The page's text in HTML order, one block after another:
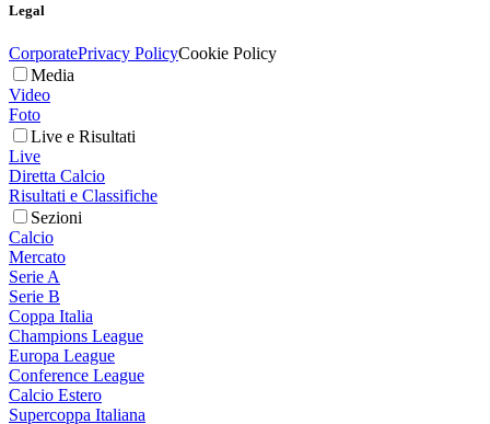
Legal
CorporatePrivacy PolicyCookie Policy
Media
Video
Foto
Live e Risultati
Live
Diretta Calcio
Risultati e Classifiche
Sezioni
Calcio
Mercato
Serie A
Serie B
Coppa Italia
Champions League
Europa League
Conference League
Calcio Estero
Supercoppa Italiana